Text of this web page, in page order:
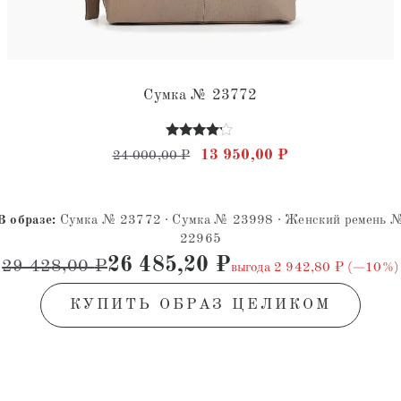
Сумка № 23772
Оценка
4.00
24 000,00₽ Первоначальная цена
13 950,00 ₽Текущая цена:
образе: Сумка № 23772 · Сумка № 23998 · Женский ремень
22965
29 428,00₽26 485,20 ₽выгода 2 942,80 ₽ (−10%)
КУПИТЬ ОБРАЗ ЦЕЛИКОМ